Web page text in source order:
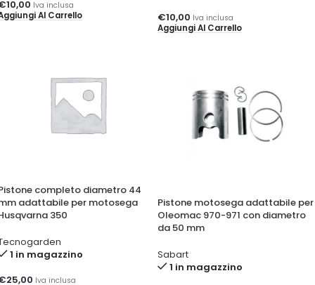
10,00 Iva inclusa
Al Carrello
€10,00 Iva inclusa
Aggiungi Al Carrello
completo diametro 44
adattabile per motosega
350
1 in magazzino
25,00 Iva inclusa
Pistone motosega adattabile per
Oleomac 970-971 con diametro
da 50 mm
Sabart
1 in magazzino